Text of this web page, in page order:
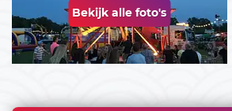
Bekijk alle foto's